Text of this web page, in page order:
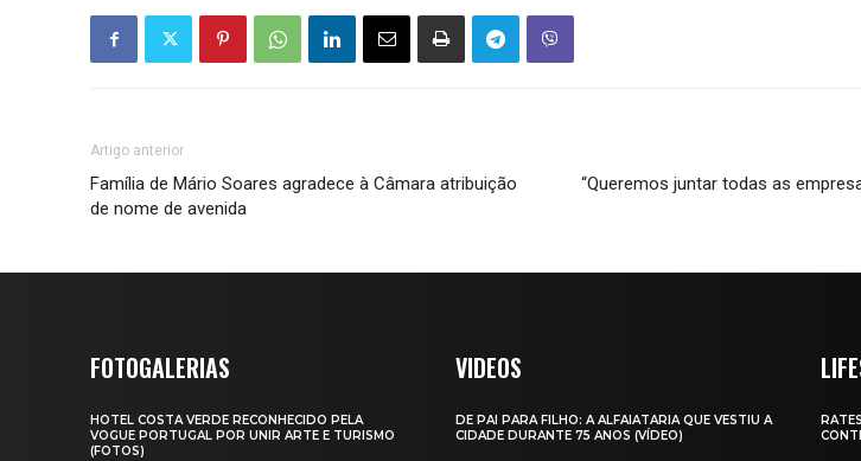
Artigo anterior
Família de Mário Soares agradece à Câmara atribuição
de nome de avenida
“Queremos juntar todas as
FOTOGALERIAS
HOTEL COSTA VERDE RECONHECIDO PELA
VOGUE PORTUGAL POR UNIR ARTE E TURISMO
(FOTOS)
VIDEOS
DE PAI PARA FILHO: A ALFAIATARIA QUE VESTIU A
CIDADE DURANTE 75 ANOS (VÍDEO)